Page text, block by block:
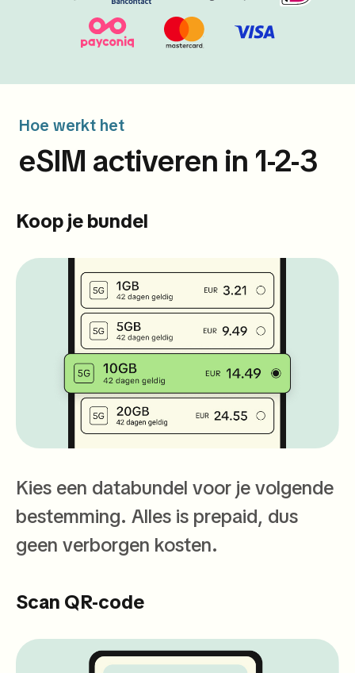
Hoe werkt het
eSIM activeren in 1-2-3
Koop je bundel
Kies een databundel voor je volgende
bestemming. Alles is prepaid, dus
geen verborgen kosten.
Scan QR-code